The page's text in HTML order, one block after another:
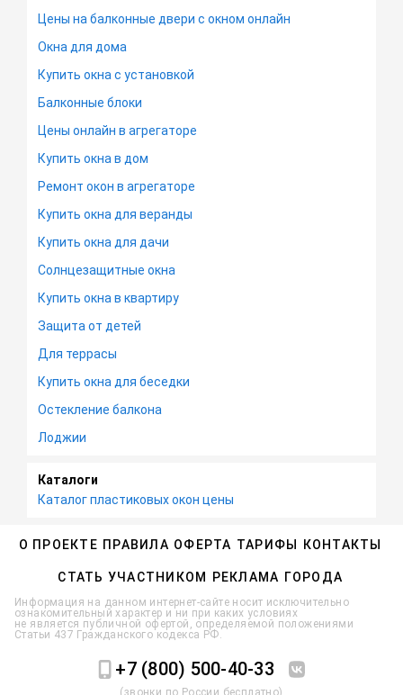
Цены на балконные двери с окном онлайн
Окна для дома
Купить окна с установкой
Балконные блоки
Цены онлайн в агрегаторе
Купить окна в дом
Ремонт окон в агрегаторе
Купить окна для веранды
Купить окна для дачи
Солнцезащитные окна
Купить окна в квартиру
Защита от детей
Для террасы
Купить окна для беседки
Остекление балкона
Лоджии
Каталоги
Каталог пластиковых окон цены
О ПРОЕКТЕ ПРАВИЛА ОФЕРТА ТАРИФЫ КОНТАКТЫ
СТАТЬ УЧАСТНИКОМ РЕКЛАМА ГОРОДА
Информация на данном интернет-сайте носит исключительно
ознакомительный характер и ни при каких условиях
не является публичной офертой, определяемой положениями
Статьи 437 Гражданского кодекса РФ.
+7 (800) 500-40-33
(звонки по России бесплатно)